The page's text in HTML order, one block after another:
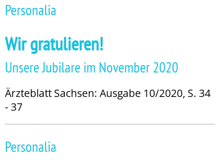
Personalia
Wir gratulieren!
Unsere Jubilare im November 2020
Ärzteblatt Sachsen: Ausgabe 10/2020, S. 34
- 37
Personalia